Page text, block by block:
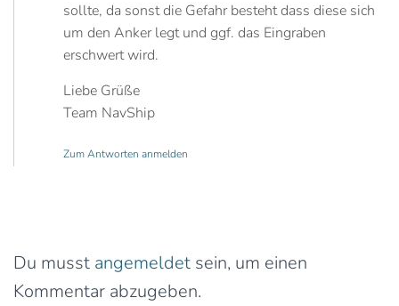
sollte, da sonst die Gefahr besteht dass diese sich
um den Anker legt und ggf. das Eingraben
erschwert wird.
Liebe Grüße
Team NavShip
Zum Antworten anmelden
Du musst angemeldet sein, um einen
Kommentar abzugeben.